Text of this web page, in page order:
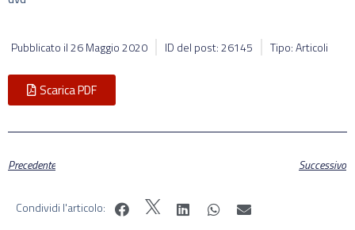
Pubblicato il26 Maggio 2020 ID del post: 26145 Tipo: Articoli
Scarica PDF
Precedente Successivo
Condividi l'articolo: